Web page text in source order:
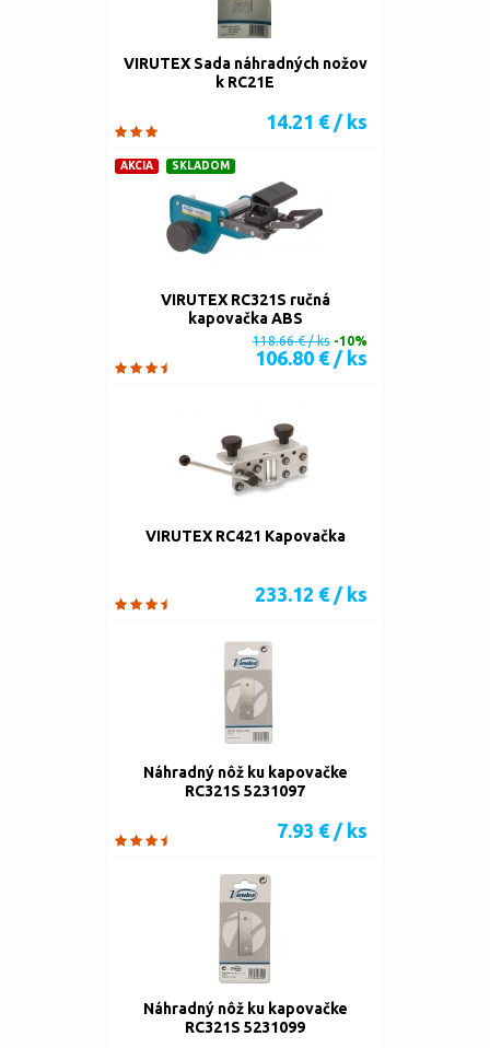
VIRUTEX Sada náhradných nožov
k RC21E
14.21 € / ks
VIRUTEX RC321S ručná
kapovačka ABS
106.80 € / ks
118.66 € / ks -10%
AKCIA SKLADOM
VIRUTEX RC421 Kapovačka
233.12 € / ks
Náhradný nôž ku kapovačke
RC321S 5231097
7.93 € / ks
Náhradný nôž ku kapovačke
RC321S 5231099